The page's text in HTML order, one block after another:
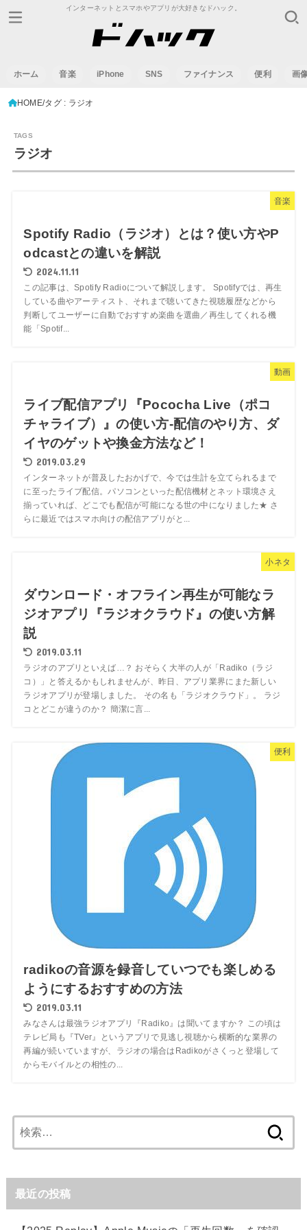
インターネットとスマホやアプリが大好きなドハック。
ホーム 音楽 iPhone SNS ファイナンス 便利 画
HOME タグ : ラジオ
ラジオ
音楽
Spotify Radio（ラジオ）とは？使い方やP
odcastとの違いを解説
2024.11.11
この記事は、Spotify Radioについて解説します。 Spotifyでは、再生
している曲やアーティスト、それまで聴いてきた視聴履歴などから
判断してユーザーに自動でおすすめ楽曲を選曲／再生してくれる機
能「Spotif...
動画
ライブ配信アプリ『Pococha Live（ポコ
チャライブ）』の使い方-配信のやり方、ダ
イヤのゲットや換金方法など！
2019.03.29
インターネットが普及したおかげで、今では生計を立てられるまで
に至ったライブ配信。パソコンといった配信機材とネット環境さえ
揃っていれば、どこでも配信が可能になる世の中になりました★ さ
らに最近ではスマホ向けの配信アプリがと...
小ネタ
ダウンロード・オフライン再生が可能なラ
ジオアプリ『ラジオクラウド』の使い方解
説
2019.03.11
ラジオのアプリといえば…？ おそらく大半の人が「Radiko（ラジ
コ）」と答えるかもしれませんが、昨日、アプリ業界にまた新しい
ラジオアプリが登場しました。 その名も「ラジオクラウド」。 ラジ
コとどこが違うのか？ 簡潔に言...
便利
radikoの音源を録音していつでも楽しめる
ようにするおすすめの方法
2019.03.11
みなさんは最強ラジオアプリ『Radiko』は聞いてますか？ この頃は
テレビ局も『TVer』というアプリで見逃し視聴から横断的な業界の
再編が続いていますが、ラジオの場合はRadikoがさくっと登場して
からモバイルとの相性の...
索:
最近の投稿